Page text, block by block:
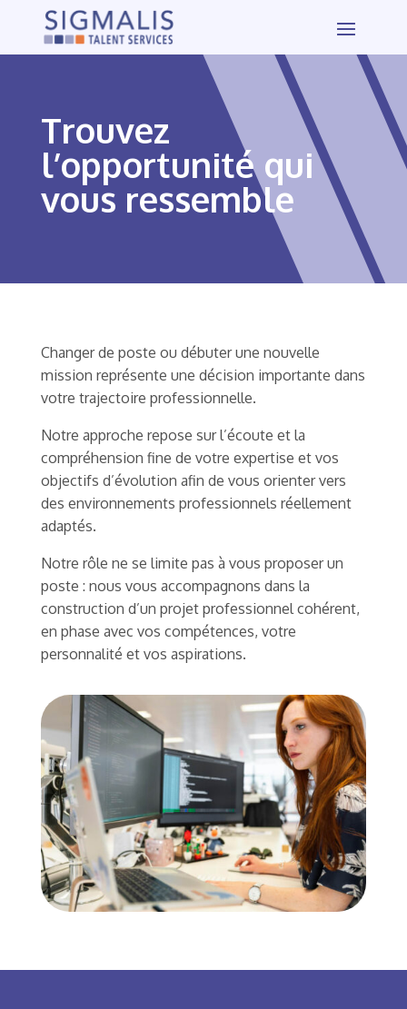
Trouvez
l’opportunité qui
vous ressemble
Changer de poste ou débuter une nouvelle
mission représente une décision importante dans
votre trajectoire professionnelle.
Notre approche repose sur l’écoute et la
compréhension fine de votre expertise et vos
objectifs d’évolution afin de vous orienter vers
des environnements professionnels réellement
adaptés.
Notre rôle ne se limite pas à vous proposer un
poste : nous vous accompagnons dans la
construction d’un projet professionnel cohérent,
en phase avec vos compétences, votre
personnalité et vos aspirations.